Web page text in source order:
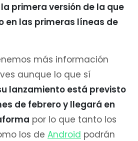
primera versión de la que
en las primeras líneas de
más información
aunque lo que sí
lanzamiento está previsto
de febrero y llegará en
por lo que tanto los
los de Android podrán